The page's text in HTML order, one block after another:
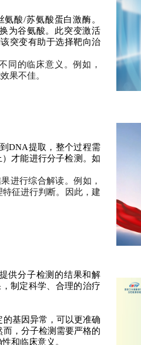
酸/苏氨酸蛋白激酶。
为谷氨酸。此突变激活
突变有助于选择靶向治
同的临床意义。例如，
果不佳。
DNA提取，整个过程需
才能进行分子检测。如
进行综合解读。例如，
征进行判断。因此，建
供分子检测的结果和解
制定科学、合理的治疗
基因异常，可以更准确
，分子检测需要严格的
和临床意义。